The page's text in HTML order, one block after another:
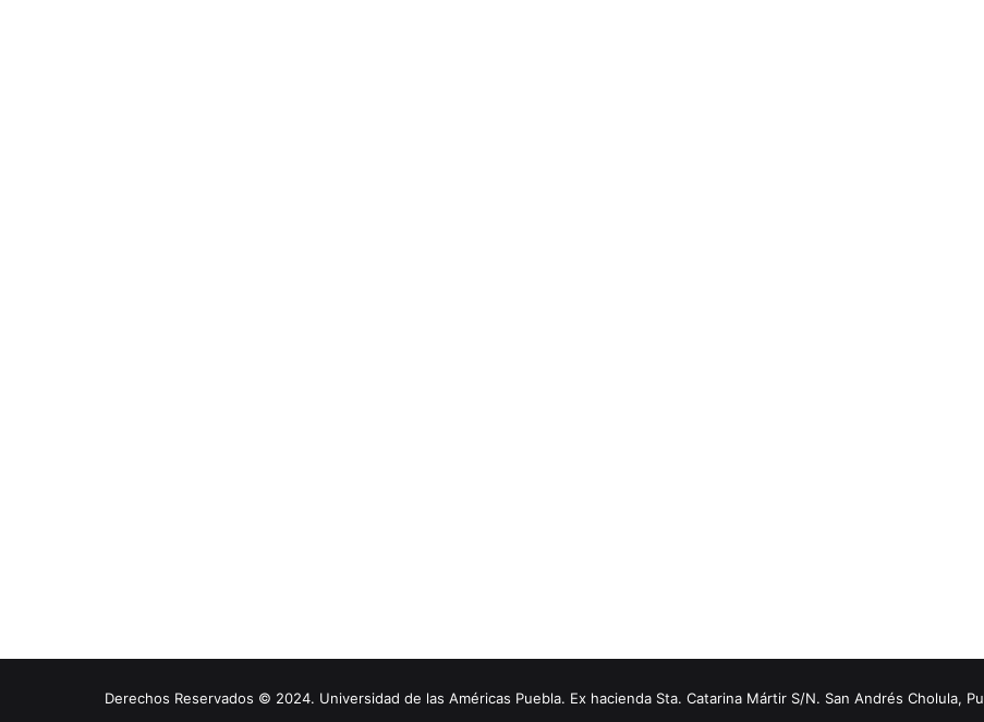
Derechos Reservados © 2024. Universidad de las Américas Puebla. Ex hacienda Sta. Catarina Mártir S/N. San Andrés Cholula,